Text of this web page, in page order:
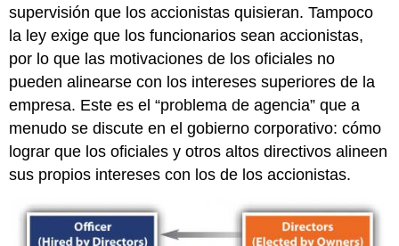
supervisión que los accionistas quisieran. Tampoco
la ley exige que los funcionarios sean accionistas,
por lo que las motivaciones de los oficiales no
pueden alinearse con los intereses superiores de la
empresa. Este es el “problema de agencia” que a
menudo se discute en el gobierno corporativo: cómo
lograr que los oficiales y otros altos directivos alineen
sus propios intereses con los de los accionistas.